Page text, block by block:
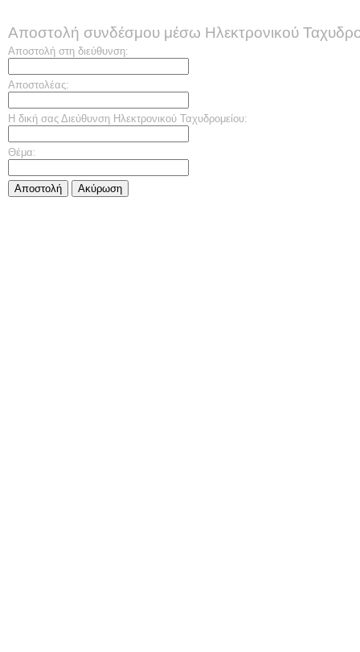
Αποστολή συνδέσμου μέσω Ηλεκτρονικού
Αποστολή στη διεύθυνση:
Αποστολέας:
Η δική σας Διεύθυνση Ηλεκτρονικού Ταχυδρομείου:
Θέμα:
Αποστολή Aκύρωση